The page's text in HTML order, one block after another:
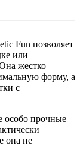
Fun позволяет
или
жестко
форму, а
с
особо прочные
она не